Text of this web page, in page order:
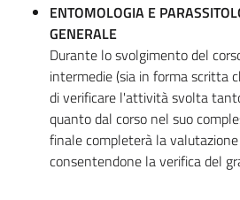
ENTOMOLOGIA E
GENERALE
Durante lo svolgimento del
intermedie (sia in forma scritta
di verificare l'attività svolta
quanto dal corso nel suo
finale completerà la
consentendone la verifica del